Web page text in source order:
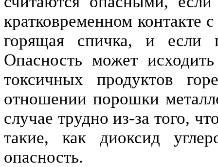
кратковременном контакте
горящая спичка, и если
Опасность может
токсичных продуктов
отношении порошки
случае трудно из-за того,
такие, как диоксид
опасность.